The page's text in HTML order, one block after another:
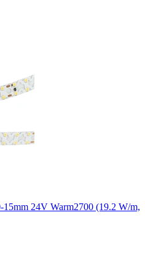
24V Warm2700 (19.2 W/m,